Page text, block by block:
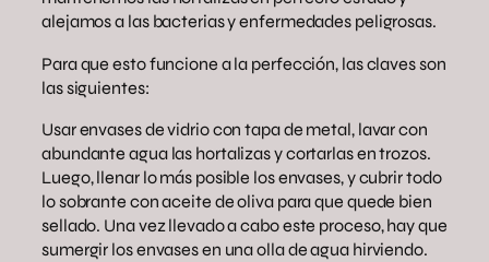
alejamos a las bacterias y enfermedades peligrosas.
Para que esto funcione a la perfección, las claves son
las siguientes:
Usar envases de vidrio con tapa de metal, lavar con
abundante agua las hortalizas y cortarlas en trozos.
Luego, llenar lo más posible los envases, y cubrir todo
lo sobrante con aceite de oliva para que quede bien
sellado. Una vez llevado a cabo este proceso, hay que
sumergir los envases en una olla de agua hirviendo.